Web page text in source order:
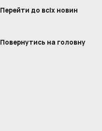
Перейти до всіх новин
Повернутись на головну